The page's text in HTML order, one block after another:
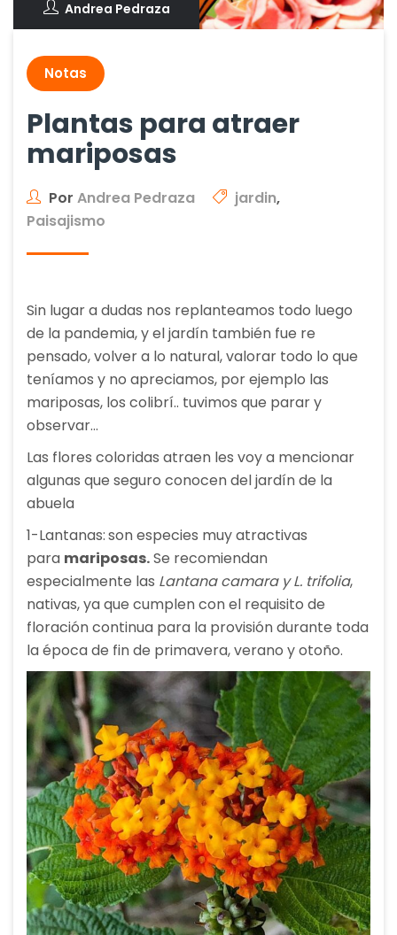
Andrea Pedraza
Notas
Plantas para atraer
mariposas
Por Andrea Pedraza jardin,
Paisajismo
Sin lugar a dudas nos replanteamos todo luego
de la pandemia, y el jardín también fue re
pensado, volver a lo natural, valorar todo lo que
teníamos y no apreciamos, por ejemplo las
mariposas, los colibrí.. tuvimos que parar y
observar…
Las flores coloridas atraen les voy a mencionar
algunas que seguro conocen del jardín de la
abuela
1-Lantanas:son especies muy atractivas
para mariposas.Se recomiendan
especialmente las Lantana camara y L. trifolia,
nativas, ya que cumplen con el requisito de
floración continua para la provisión durante toda
la época de fin de primavera, verano y otoño.